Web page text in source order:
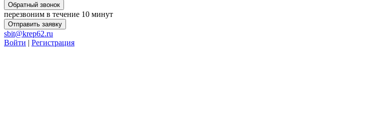
Обратный звонок
перезвоним в течение 10 минут
Отправить заявку
sbit@krep62.ru
Войти | Регистрация